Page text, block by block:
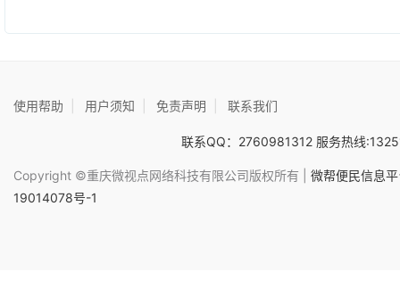
使用帮助 用户须知 免责声明 联系我们
联系QQ：2760981312 服务热线
Copyright ©重庆微视点网络科技有限公司版权所有 |
微帮便民信息
19014078号-1